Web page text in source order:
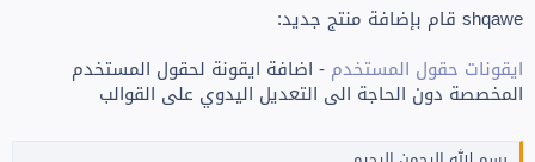
shqawe قام بإضافة منتج جديد:
ايقونات حقول المستخدم - اضافة ايقونة لحقول المستخدم
المخصصة دون الحاجة الى التعديل اليدوي على القوالب